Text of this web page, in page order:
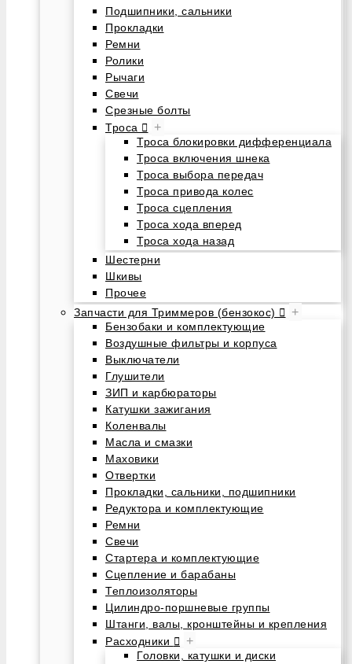
Подшипники, сальники
Прокладки
Ремни
Ролики
Рычаги
Свечи
Срезные болты
Троса
+
Троса блокировки дифференциала
Троса включения шнека
Троса выбора передач
Троса привода колес
Троса сцепления
Троса хода вперед
Троса хода назад
Шестерни
Шкивы
Прочее
Запчасти для Триммеров (бензокос)
+
Бензобаки и комплектующие
Воздушные фильтры и корпуса
Выключатели
Глушители
ЗИП и карбюраторы
Катушки зажигания
Коленвалы
Масла и смазки
Маховики
Отвертки
Прокладки, сальники, подшипники
Редуктора и комплектующие
Ремни
Свечи
Стартера и комплектующие
Сцепление и барабаны
Теплоизоляторы
Цилиндро-поршневые группы
Штанги, валы, кронштейны и крепления
Расходники
+
Головки, катушки и диски